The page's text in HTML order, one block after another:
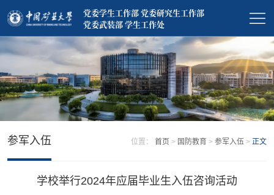
党委学生工作部 党委研究生工作部
党委武装部 学生工作处
参军入伍 位置：首页 > 国防教育 >参军入伍 > 正文
学校举行2024年应届毕业生入伍咨询活动